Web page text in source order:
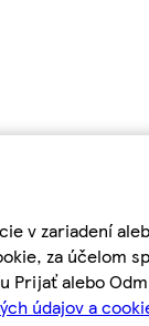
v zariadení
za účelom
Prijať alebo
údajov a